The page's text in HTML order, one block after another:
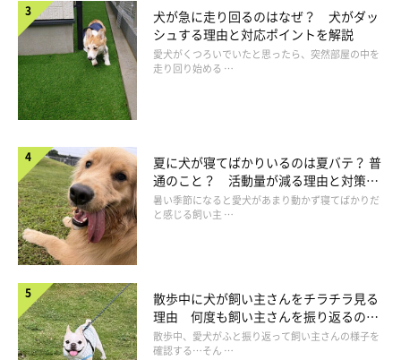
犬が急に走り回るのはなぜ？ 犬がダッ
シュする理由と対応ポイントを解説
愛犬がくつろいでいたと思ったら、突然部屋の中を
走り回り始める …
夏に犬が寝てばかりいるのは夏バテ？ 普
通のこと？ 活動量が減る理由と対策と
は
暑い季節になると愛犬があまり動かず寝てばかりだ
と感じる飼い主 …
散歩中に犬が飼い主さんをチラチラ見る
理由 何度も飼い主さんを振り返るのは
なぜ？
散歩中、愛犬がふと振り返って飼い主さんの様子を
確認する…そん …